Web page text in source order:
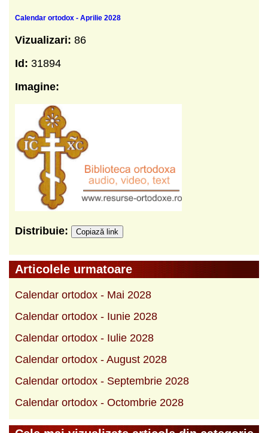
Calendar ortodox - Aprilie 2028
Vizualizari: 86
Id: 31894
Imagine:
Distribuie: Copiază link
Articolele urmatoare
Calendar ortodox - Mai 2028
Calendar ortodox - Iunie 2028
Calendar ortodox - Iulie 2028
Calendar ortodox - August 2028
Calendar ortodox - Septembrie 2028
Calendar ortodox - Octombrie 2028